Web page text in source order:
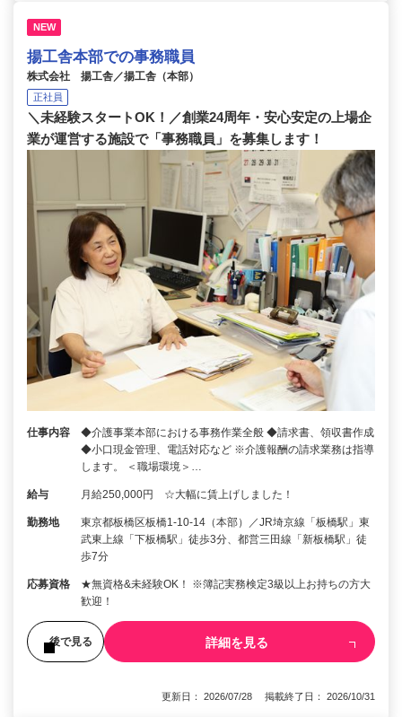
NEW
揚工舎本部での事務職員
株式会社 揚工舎／揚工舎（本部）
正社員
＼未経験スタートOK！／創業24周年・安心安定の上場企
業が運営する施設で「事務職員」を募集します！
仕事内容
◆介護事業本部における事務作業全般 ◆請求書、領収書作成
◆小口現金管理、電話対応など ※介護報酬の請求業務は指導
します。 ＜職場環境＞…
給与 月給250,000円 ☆大幅に賃上げしました！
勤務地
東京都板橋区板橋1-10-14（本部）／JR埼京線「板橋駅」東
武東上線「下板橋駅」徒歩3分、都営三田線「新板橋駅」徒
歩7分
応募資格
★無資格&未経験OK！ ※簿記実務検定3級以上お持ちの方大
歓迎！
後で見る 詳細を見る
更新日： 2026/07/28 掲載終了日： 2026/10/31